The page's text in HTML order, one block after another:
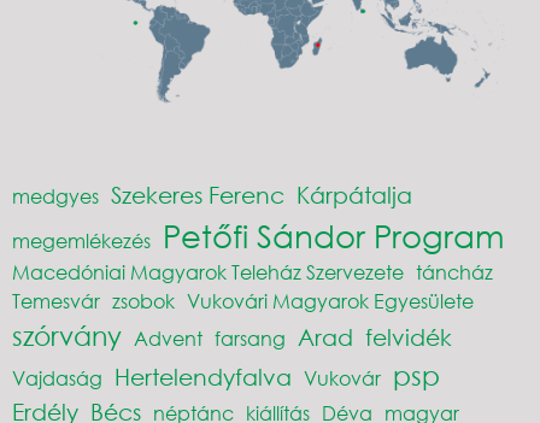
medgyes Szekeres Ferenc Kárpátalja
megemlékezés Petőfi Sándor Program
Macedóniai Magyarok Teleház Szervezete táncház
Temesvár zsobok Vukovári Magyarok Egyesülete
szórvány Advent farsang Arad felvidék
Vajdaság Hertelendyfalva Vukovár psp
Erdély Bécs néptánc kiállítás Déva magyar